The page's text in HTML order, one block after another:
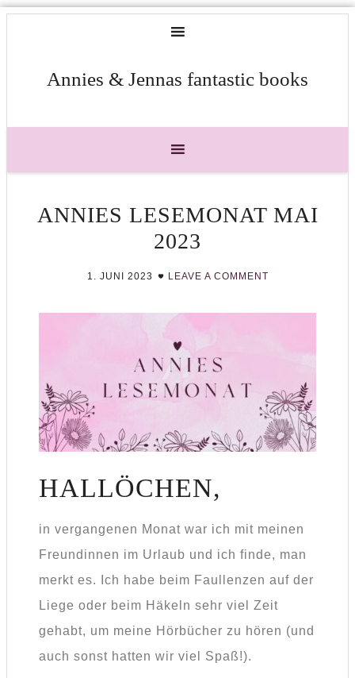
Annies & Jennas fantastic books
ANNIES LESEMONAT MAI
2023
1. JUNI 2023 LEAVE A COMMENT
HALLÖCHEN,
in vergangenen Monat war ich mit meinen
Freundinnen im Urlaub und ich finde, man
merkt es. Ich habe beim Faullenzen auf der
Liege oder beim Häkeln sehr viel Zeit
gehabt, um meine Hörbücher zu hören (und
auch sonst hatten wir viel Spaß!).